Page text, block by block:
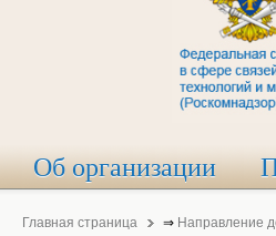
Об организации
Главная страница ⇒ Направление